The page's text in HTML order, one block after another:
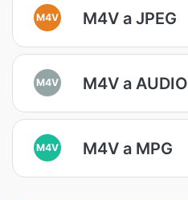
M4V M4V a JPEG
M4V M4V a AUDIO
M4V M4V a MPG